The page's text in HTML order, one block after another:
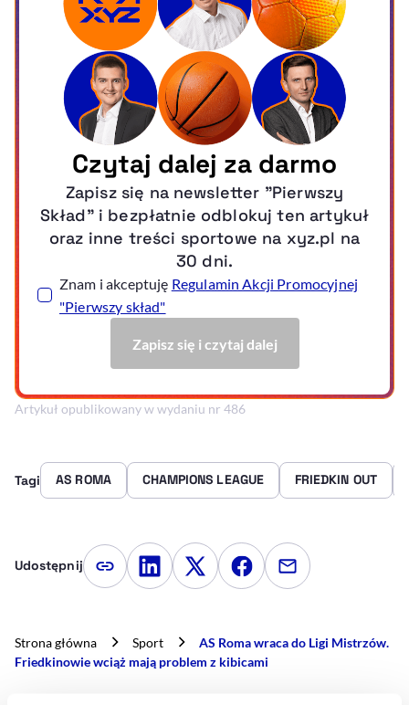
Artykuł opublikowany w wydaniu nr 486
Tagi AS ROMA CHAMPIONS LEAGUE FRIEDKIN OUT
Udostępnij Kopiuj link artykułu
Udostępnij na LinkedIn
Udostępnij na Twitterze
Udostępnij na
Udostępnij
Strona główna Sport
AS Roma wraca do Ligi Mistrzów.
Friedkinowie wciąż mają problem z kibicami